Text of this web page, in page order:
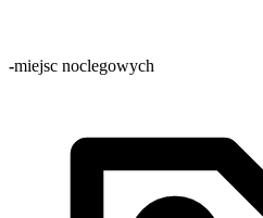
-miejsc noclegowych